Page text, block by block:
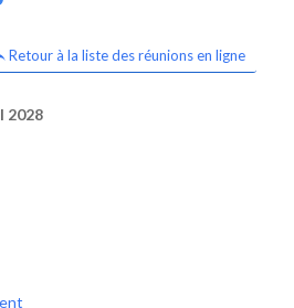
Retour à la liste des réunions en ligne
2028